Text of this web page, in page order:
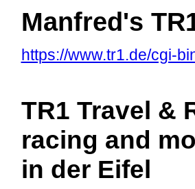
Manfred's
https://www.tr1.de/cgi-
TR1 Travel &
racing and
in der Eifel